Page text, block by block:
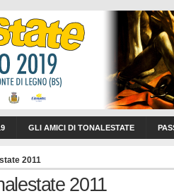
GLI AMICI DI TONALESTATE
2011
2011